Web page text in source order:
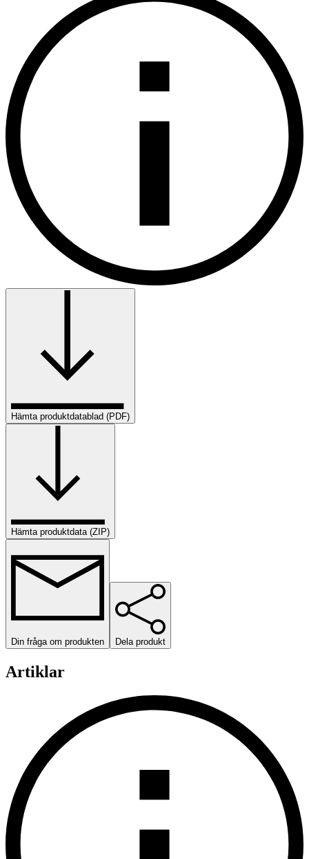
Hämta produktdatablad (PDF)
Hämta produktdata (ZIP)
Din fråga om produkten Dela produkt
Artiklar